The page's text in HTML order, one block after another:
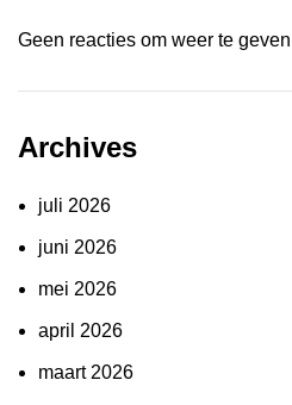
Geen reacties om weer te
Archives
juli 2026
juni 2026
mei 2026
april 2026
maart 2026